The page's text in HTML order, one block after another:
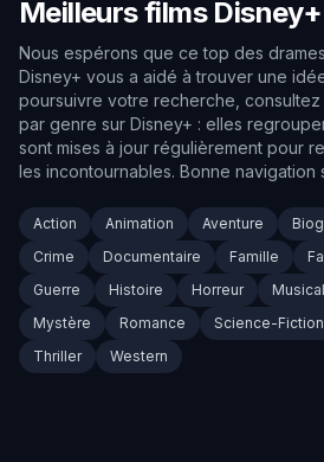
Meilleurs films
Nous espérons que ce top des
Disney+ vous a aidé à trouver une
poursuivre votre recherche, consultez
par genre sur Disney+ : elles
sont mises à jour régulièrement pour
les incontournables. Bonne navigation
Action Animation Aventure
Crime
Documentaire Famille
Guerre
Histoire Horreur Musical
Mystère
Romance Science-Fiction
Thriller
Western